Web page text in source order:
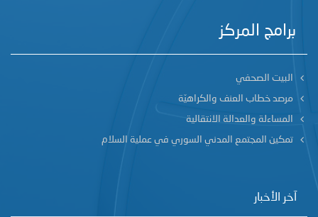
برامج المركز
البيت الصحفي
مرصد خطاب العنف والكراهيّة
المساءلة والعدالة الانتقالية
تمكين المجتمع المدني السوري في عملية السلام
آخر الأخبار